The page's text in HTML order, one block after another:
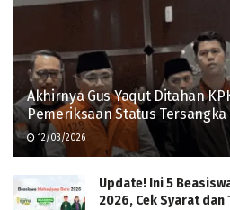
Akhirnya Gus Yaqut Ditahan
Pemeriksaan Status Tersangka
12/03/2026
Update! Ini 5
2026, Cek Syarat dan